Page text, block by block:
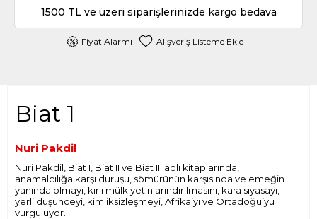
1500 TL ve üzeri siparişlerinizde kargo bedava
Fiyat Alarmı Alışveriş Listeme Ekle
Biat 1
Nuri Pakdil
Nuri Pakdil, Biat I, Biat II ve Biat III adlı kitaplarında,
anamalcılığa karşı duruşu, sömürünün karşısında ve emeğin
yanında olmayı, kirli mülkiyetin arındırılmasını, kara siyasayı,
yerli düşünceyi, kimliksizleşmeyi, Afrika’yı ve Ortadoğu’yu
vurguluyor.